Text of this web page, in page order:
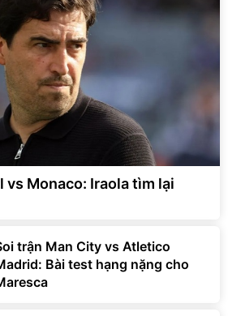
vs Monaco: Iraola tìm lại
trận Man City vs Atletico
Bài test hạng nặng cho